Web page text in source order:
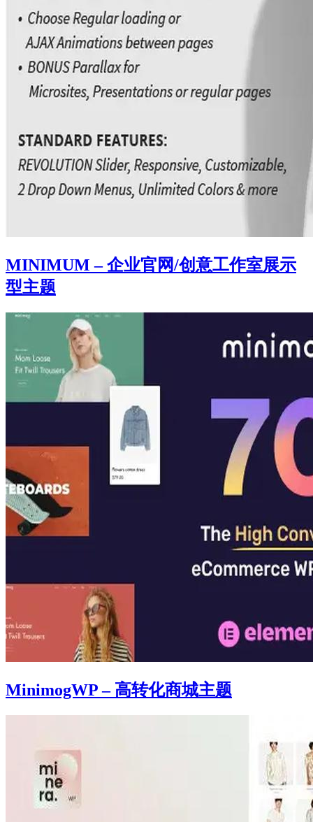
MINIMUM – 企业官网/创意工作室展示
型主题
MinimogWP – 高转化商城主题